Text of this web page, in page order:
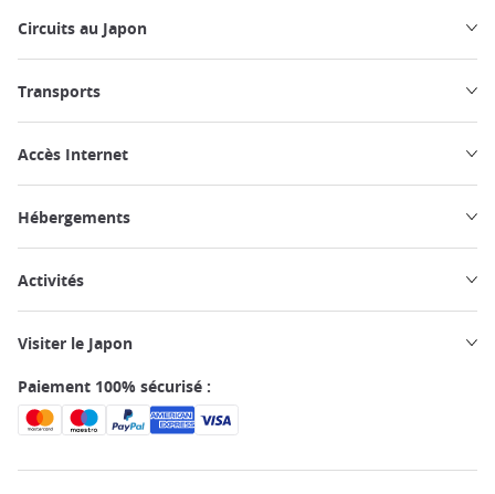
Circuits au Japon
Transports
Accès Internet
Hébergements
Activités
Visiter le Japon
Paiement 100% sécurisé :